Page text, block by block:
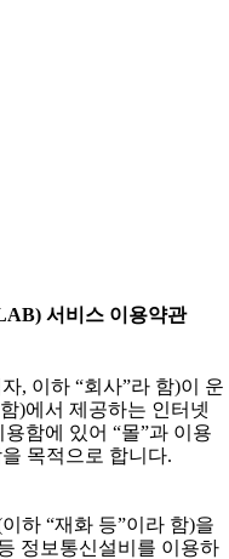
서비스 이용약관
, 이하 “회사”라 함)이 운
)에서 제공하는 인터넷
용함에 있어 “몰”과 이용
목적으로 합니다.
이하 “재화 등”이라 함)을
정보통신설비를 이용하